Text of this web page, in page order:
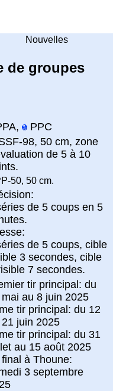
Nouvelles
de groupes
PPC
98, 50 cm, zone
de 5 à 10
50, 50 cm.
de 5 coups en 5
de 5 coups, cible
3 secondes, cible
7 secondes.
tir principal: du
mai au 8 juin 2025
tir principal: du 12
juin 2025
tir principal: du 31
au 15 août 2025
à Thoune:
3 septembre